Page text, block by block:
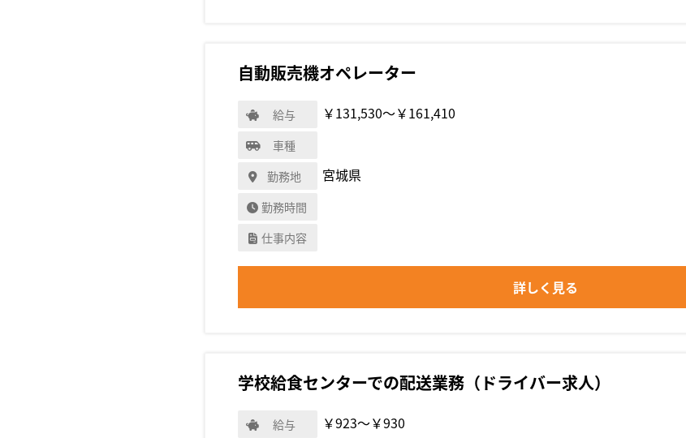
自動販売機オペレーター
給与 ￥131,530〜￥161,410
車種
勤務地
宮城県
勤務時間
仕事内容
詳しく見る
学校給食センターでの配送業務（ドライバー求人）
給与 ￥923〜￥930